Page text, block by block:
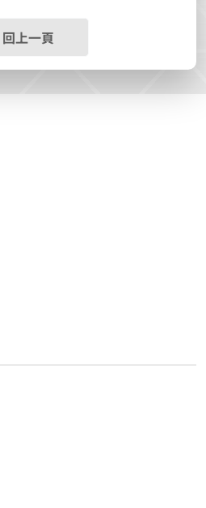
回上一頁